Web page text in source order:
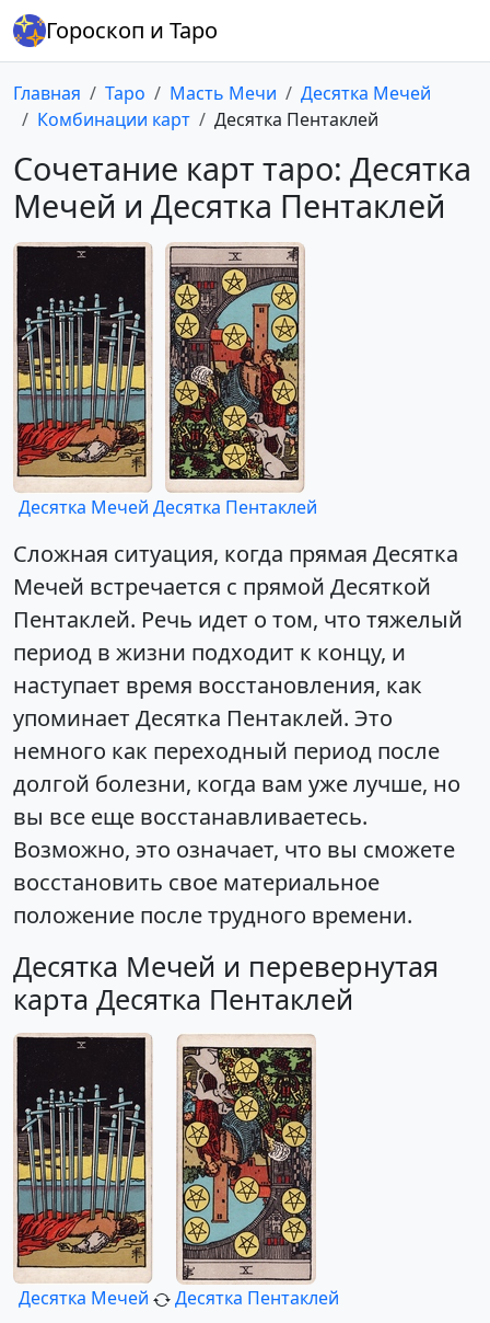
Гороскоп и Таро
Главная Таро Масть Мечи
Десятка Мечей
Комбинации карт
Десятка Пентаклей
Сочетание карт таро: Десятка
Мечей и Десятка Пентаклей
Десятка Мечей Десятка Пентаклей
Сложная ситуация, когда прямая Десятка
Мечей встречается с прямой Десяткой
Пентаклей. Речь идет о том, что тяжелый
период в жизни подходит к концу, и
наступает время восстановления, как
упоминает Десятка Пентаклей. Это
немного как переходный период после
долгой болезни, когда вам уже лучше, но
вы все еще восстанавливаетесь.
Возможно, это означает, что вы сможете
восстановить свое материальное
положение после трудного времени.
Десятка Мечей и перевернутая
карта Десятка Пентаклей
Десятка Мечей Десятка Пентаклей